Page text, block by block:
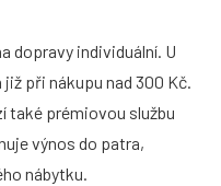
dopravy individuální. U
při nákupu nad 300 Kč.
také prémiovou službu
výnos do patra,
nábytku.